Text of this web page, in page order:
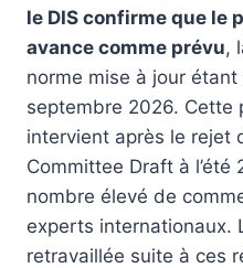
le DIS confirme que le
avance comme prévu,
norme mise à jour
septembre 2026. Cette
intervient après le rejet
Committee Draft à l’été
nombre élevé de
experts internationaux.
retravaillée suite à ces